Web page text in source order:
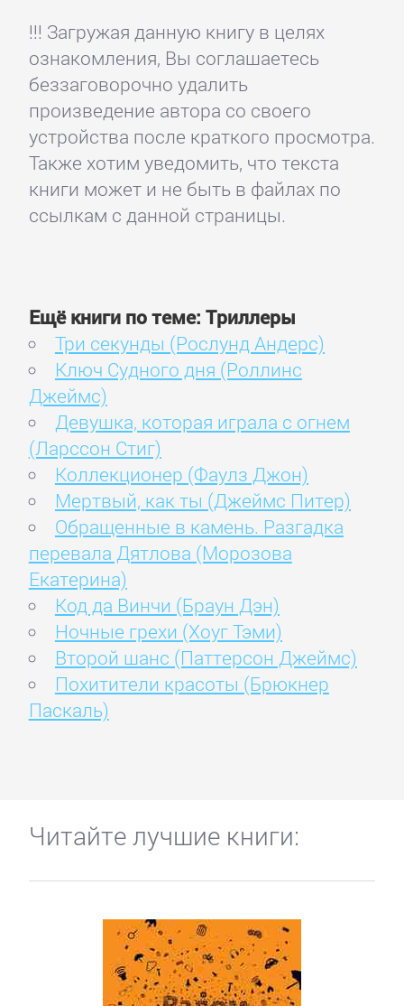
!!! Загружая данную книгу в целях
ознакомления, Вы соглашаетесь
беззаговорочно удалить
произведение автора со своего
устройства после краткого просмотра.
Также хотим уведомить, что текста
книги может и не быть в файлах по
ссылкам с данной страницы.
Ещё книги по теме: Триллеры
Три секунды (Рослунд Андерс)
Ключ Судного дня (Роллинс
Джеймс)
Девушка, которая играла с огнем
(Ларссон Стиг)
Коллекционер (Фаулз Джон)
Мертвый, как ты (Джеймс Питер)
Обращенные в камень. Разгадка
перевала Дятлова (Морозова
Екатерина)
Код да Винчи (Браун Дэн)
Ночные грехи (Хоуг Тэми)
Второй шанс (Паттерсон Джеймс)
Похитители красоты (Брюкнер
Паскаль)
Читайте лучшие книги: